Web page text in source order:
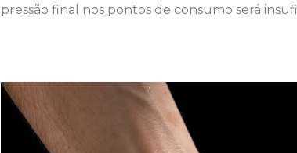
pressão final nos pontos de consumo será